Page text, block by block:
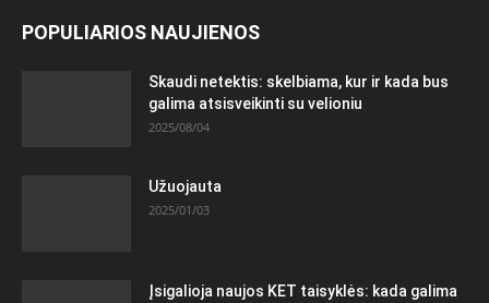
POPULIARIOS NAUJIENOS
Skaudi netektis: skelbiama, kur ir kada bus
galima atsisveikinti su velioniu
2025/08/04
Užuojauta
2025/01/03
Įsigalioja naujos KET taisyklės: kada galima